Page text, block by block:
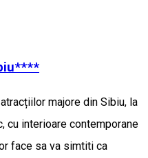
majore din Sibiu, la
cu interioare contemporane
face sa va simtiti ca